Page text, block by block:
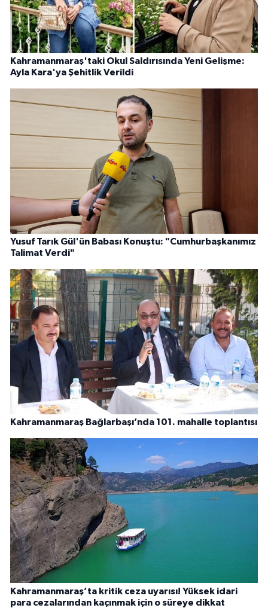
Kahramanmaraş'taki Okul Saldırısında Yeni Gelişme:
Ayla Kara'ya Şehitlik Verildi
Yusuf Tarık Gül'ün Babası Konuştu: "Cumhurbaşkanımız
Talimat Verdi"
Kahramanmaraş Bağlarbaşı’nda 101. mahalle toplantısı
Kahramanmaraş’ta kritik ceza uyarısı! Yüksek idari
para cezalarından kaçınmak için o süreye dikkat